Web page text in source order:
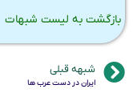
بازگشت به لیست شبهات
شبهه قبلی
ایران در دست عرب ها